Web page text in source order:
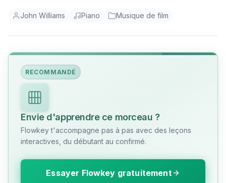
John Williams Piano Musique de film
RECOMMANDÉ
Envie d'apprendre ce morceau ?
Flowkey t'accompagne pas à pas avec des leçons
interactives, du débutant au confirmé.
Essayer Flowkey gratuitement